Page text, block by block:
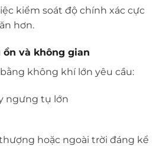
kiểm soát độ chính xác cực
hơn.
và không gian
không khí lớn yêu cầu:
ngưng tụ lớn
hoặc ngoài trời đáng kể